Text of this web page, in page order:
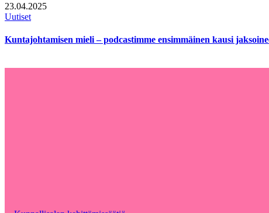
23.04.2025
Uutiset
Kuntajohtamisen mieli – podcastimme ensimmäinen kausi